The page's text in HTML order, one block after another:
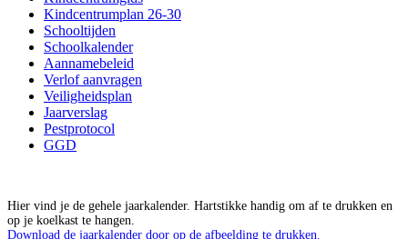
Kindcentrumplan 26-30
Schooltijden
Schoolkalender
Aannamebeleid
Verlof aanvragen
Veiligheidsplan
Jaarverslag
Pestprotocol
GGD
Hier vind je de gehele jaarkalender. Hartstikke handig om af te drukken en
op je koelkast te hangen.
Download de jaarkalender door op de afbeelding te drukken.